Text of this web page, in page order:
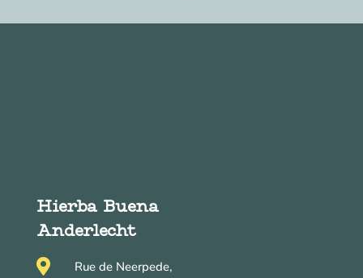
Hierba Buena
Anderlecht

Rue de Neerpede,